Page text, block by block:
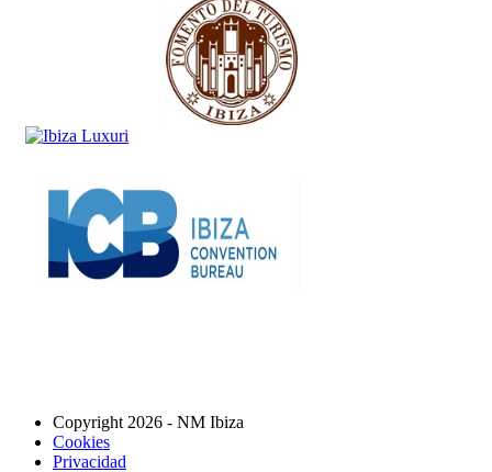
Copyright 2026 - NM Ibiza
Cookies
Privacidad